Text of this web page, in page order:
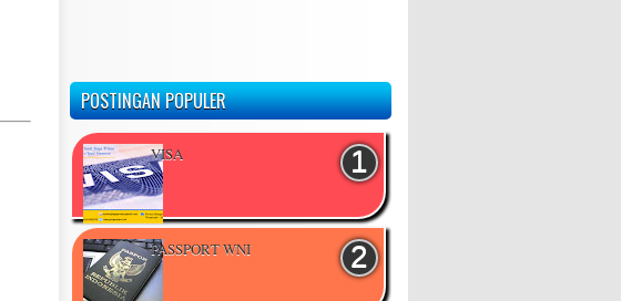
POSTINGAN POPULER
VISA
PASSPORT WNI